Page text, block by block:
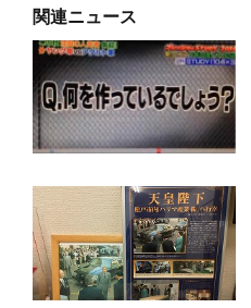
関連ニュース